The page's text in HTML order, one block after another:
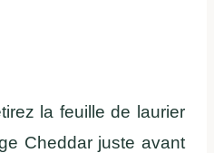
la feuille de laurier
Cheddar juste avant